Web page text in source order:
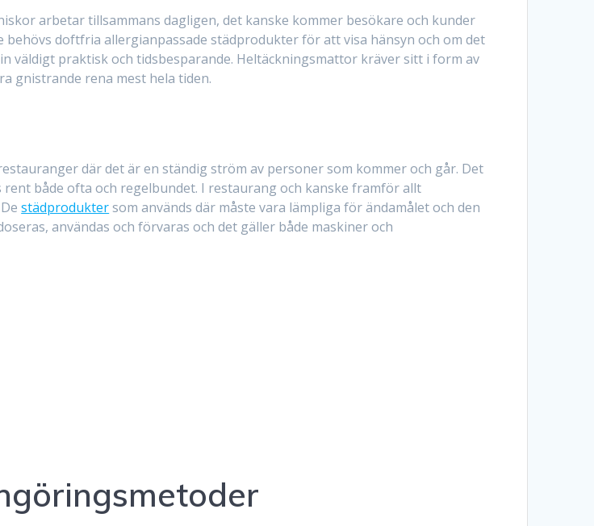
arbetar tillsammans dagligen, det kanske kommer besökare och kunder
doftfria allergianpassade städprodukter för att visa hänsyn och om det
väldigt praktisk och tidsbesparande. Heltäckningsmattor kräver sitt i form av
gnistrande rena mest hela tiden.
där det är en ständig ström av personer som kommer och går. Det
både ofta och regelbundet. I restaurang och kanske framför allt
Destädproduktersom används där måste vara lämpliga för ändamålet och den
användas och förvaras och det gäller både maskiner och